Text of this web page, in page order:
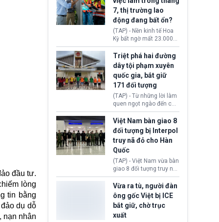
đầu tư.
lòng
tin bằng
dụ dỗ
nạn nhân
Ngoại giao (DOS).
đạo Nhà Trắng yêu cầu
Bộ Tư pháp (DOJ) xem
xét lại quyết định hủy
truy tố những cá nhân bị
nghi ngờ làm hư hại
công trình.
7, thị trường lao
động đang bất ổn?
(TAP) - Nền kinh tế Hoa
Kỳ bất ngờ mất 23.000
việc làm vào tháng 7,
cho thấy thị trường lao
động có dấu hiệu suy
yếu sau thời gian duy trì
tương đối ổn định suốt
nửa năm 2026.
Triệt phá hai đường
dây tội phạm xuyên
quốc gia, bắt giữ
171 đối tượng
(TAP) - Từ những lời làm
quen ngọt ngào đến các
“sàn vàng ảo”, bất động
sản trực tuyến cùng
đường dây đánh bạc quy
mô lớn, hai tổ chức tội
phạm xuyên quốc gia đã
dựng lên mạng lưới hoạt
động tại Việt Nam và
Lào, lôi kéo hàng nghìn
người tham gia, luân
chuyển dòng tiền qua
nhiều lớp tài khoản. Sau
hơn 2 tuần phối hợp truy
xét, lực lượng chức năng
hai nước đã bắt giữ 171
Việt Nam bàn giao 8
đối tượng bị Interpol
truy nã đỏ cho Hàn
Quốc
(TAP) - Việt Nam vừa bàn
giao 8 đối tượng truy nã
đỏ Interpol cho lực lượng
chức năng Hàn Quốc.
Nhóm này bị xác định
lừa đảo 619 nạn nhân,
chiếm đoạt hơn 17,7 tỷ
KRW.
Vừa ra tù, người đàn
ông gốc Việt bị ICE
bắt giữ, chờ trục
xuất